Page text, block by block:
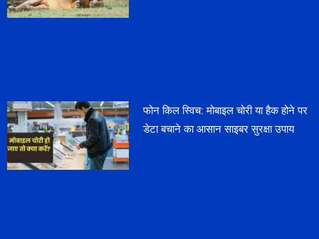
फोन किल स्विच: मोबाइल चोरी या हैक होने पर
डेटा बचाने का आसान साइबर सुरक्षा उपाय